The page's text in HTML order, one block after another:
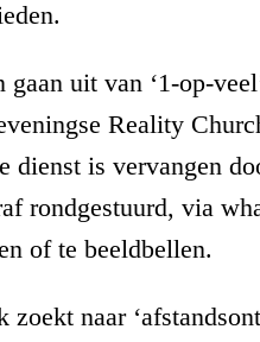
uit van ‘1-op-
Reality
dienst is vervangen
rondgestuurd, via
of te beeldbellen.
zoekt naar